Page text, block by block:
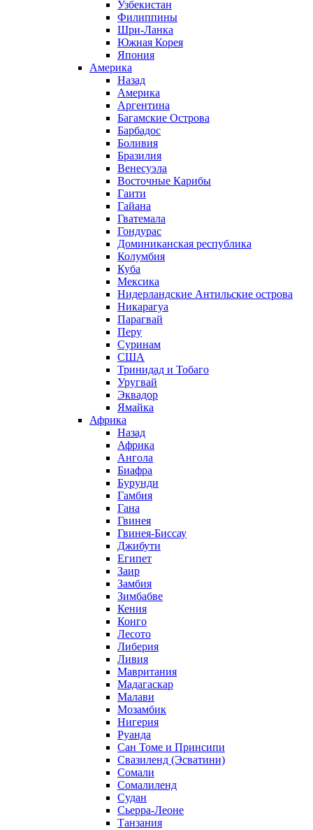
Узбекистан
Филиппины
Шри-Ланка
Южная Корея
Япония
Америка
Назад
Америка
Аргентина
Багамские Острова
Барбадос
Боливия
Бразилия
Венесуэла
Восточные Карибы
Гаити
Гайана
Гватемала
Гондурас
Доминиканская республика
Колумбия
Куба
Мексика
Нидерландские Антильские острова
Никарагуа
Парагвай
Перу
Суринам
США
Тринидад и Тобаго
Уругвай
Эквадор
Ямайка
Африка
Назад
Африка
Ангола
Биафра
Бурунди
Гамбия
Гана
Гвинея
Гвинея-Биссау
Джибути
Египет
Заир
Замбия
Зимбабве
Кения
Конго
Лесото
Либерия
Ливия
Мавритания
Мадагаскар
Малави
Мозамбик
Нигерия
Руанда
Сан Томе и Принсипи
Свазиленд (Эсватини)
Сомали
Сомалиленд
Судан
Сьерра-Леоне
Танзания